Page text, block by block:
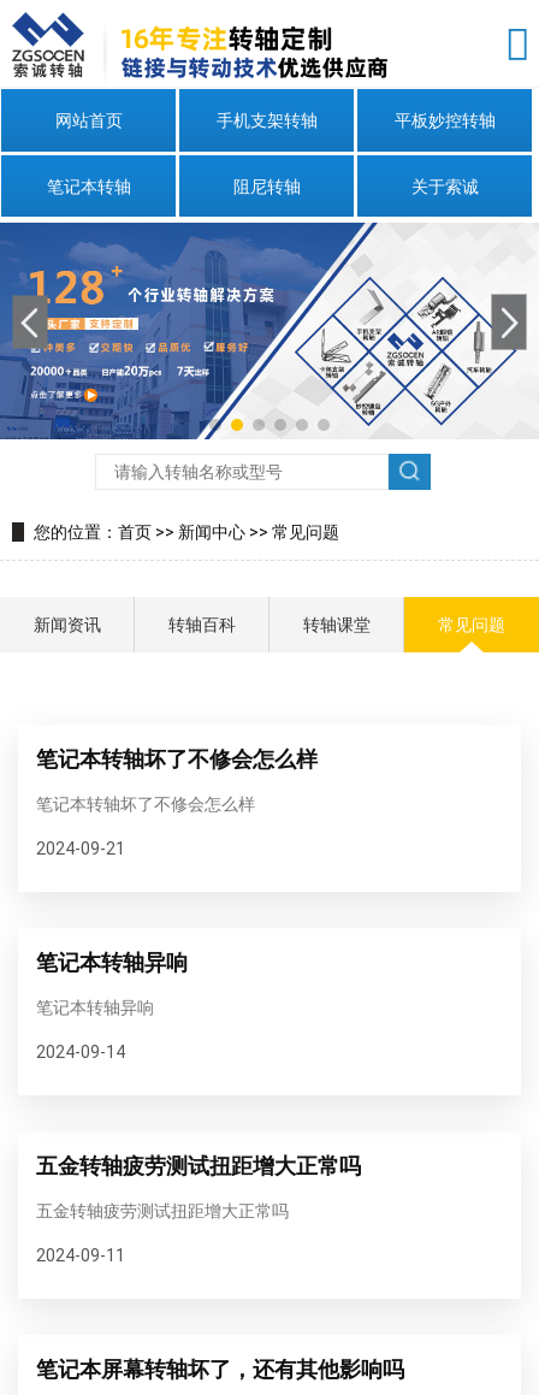
网站首页 手机支架转轴 平板妙控转轴
笔记本转轴 阻尼转轴 关于索诚
您的位置： 首页 >> 新闻中心 >> 常见问题
新闻资讯 转轴百科 转轴课堂 常见问题
笔记本转轴坏了不修会怎么样
笔记本转轴坏了不修会怎么样
2024-09-21
笔记本转轴异响
笔记本转轴异响
2024-09-14
五金转轴疲劳测试扭距增大正常吗
五金转轴疲劳测试扭距增大正常吗
2024-09-11
笔记本屏幕转轴坏了，还有其他影响吗